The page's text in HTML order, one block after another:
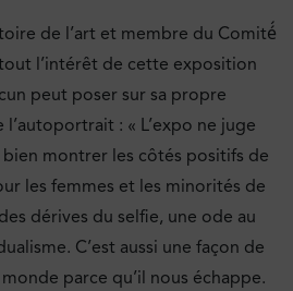
de l’art et membre du Comité́
l’intérêt de cette exposition
peut poser sur sa propre
: « L’expo ne juge
bien montrer les côtés positifs de
les femmes et les minorités de
dérives du selfie, une ode au
C’est aussi une façon de
parce qu’il nous échappe.